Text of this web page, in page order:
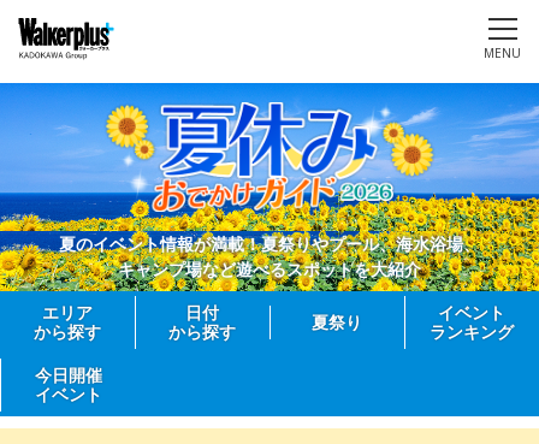
MENU
夏のイベント情報が満載！夏祭りやプール、海水浴場、
キャンプ場など遊べるスポットを大紹介
エリア
から探す
日付
から探す
夏祭り
イベント
ランキング
今日開催
イベント